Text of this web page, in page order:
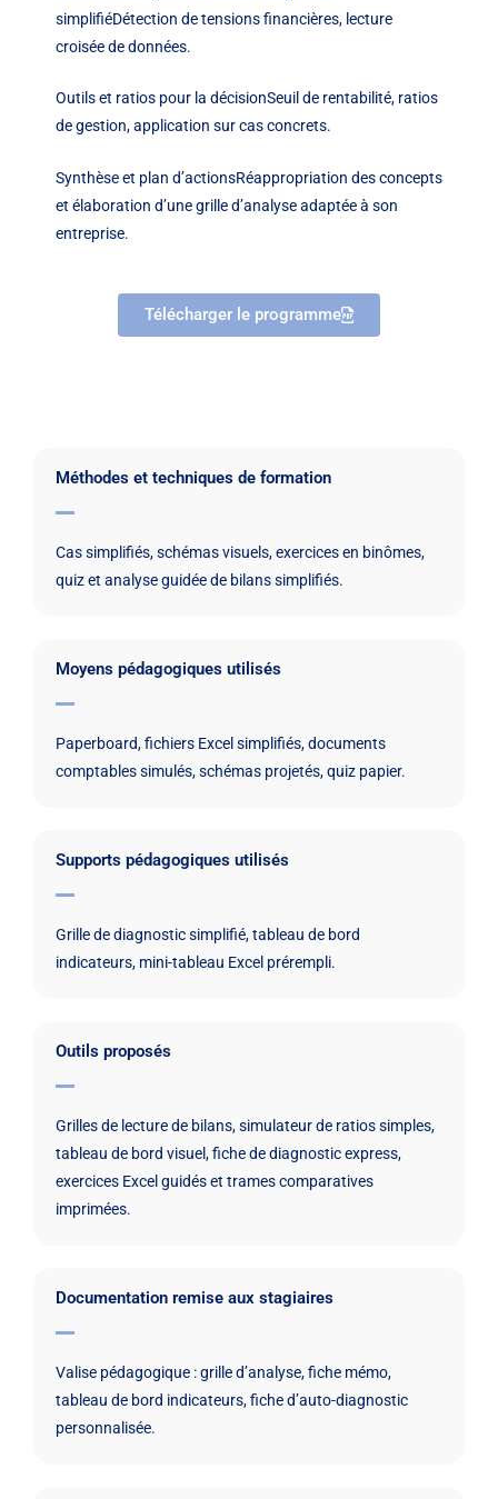
simplifiéDétection de tensions financières, lecture
croisée de données.
Outils et ratios pour la décisionSeuil de rentabilité, ratios
de gestion, application sur cas concrets.
Synthèse et plan d’actionsRéappropriation des concepts
et élaboration d’une grille d’analyse adaptée à son
entreprise.
Télécharger le programme
Méthodes et techniques de formation
Cas simplifiés, schémas visuels, exercices en binômes,
quiz et analyse guidée de bilans simplifiés.
Moyens pédagogiques utilisés
Paperboard, fichiers Excel simplifiés, documents
comptables simulés, schémas projetés, quiz papier.
Supports pédagogiques utilisés
Grille de diagnostic simplifié, tableau de bord
indicateurs, mini-tableau Excel prérempli.
Outils proposés
Grilles de lecture de bilans, simulateur de ratios simples,
tableau de bord visuel, fiche de diagnostic express,
exercices Excel guidés et trames comparatives
imprimées.
Documentation remise aux stagiaires
Valise pédagogique : grille d’analyse, fiche mémo,
tableau de bord indicateurs, fiche d’auto-diagnostic
personnalisée.